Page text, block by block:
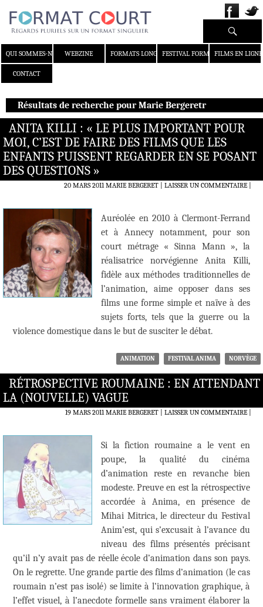
QUI SOMMES-NOUS ?WEBZINE FORMATS LONGS FESTIVAL FORMAT COURT
FILMS EN LIGNE
CONTACT
Recherche
Résultats de recherche pour Marie Bergeretr
ANITA KILLI : « LE PLUS IMPORTANT POUR
MOI, C’EST DE FAIRE DES FILMS QUE LES
ENFANTS PUISSENT REGARDER EN SE POSANT
DES QUESTIONS »
20 MARS 2011 MARIE BERGERET LAISSER UN COMMENTAIRE|
Auréolée en 2010 à Clermont-Ferrand
et à Annecy notamment, pour son
court métrage « Sinna Mann », la
réalisatrice norvégienne Anita Killi,
fidèle aux méthodes traditionnelles de
l’animation, aime opposer dans ses
films une forme simple et naïve à des
sujets forts, tels que la guerre ou la
violence domestique dans le but de susciter le débat.
ANIMATION FESTIVAL ANIMA NORVÈGE
RÉTROSPECTIVE ROUMAINE : EN ATTENDANT
LA (NOUVELLE) VAGUE
19 MARS 2011 MARIE BERGERET LAISSER UN COMMENTAIRE|
Si la fiction roumaine a le vent en
poupe, la qualité du cinéma
d’animation reste en revanche bien
modeste. Preuve en est la rétrospective
accordée à Anima, en présence de
Mihai Mitrica, le directeur du Festival
Anim’est, qui s’excusait à l’avance du
niveau des films présentés précisant
qu’il n’y avait pas de réelle école d’animation dans son pays.
On le regrette. Une grande partie des films d’animation (le cas
roumain n’est pas isolé) se limite à l’innovation graphique, à
l’effet visuel, à l’anecdote formelle sans vraiment élaborer la